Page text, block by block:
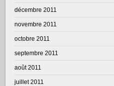
décembre 2011
novembre 2011
octobre 2011
septembre 2011
août 2011
juillet 2011